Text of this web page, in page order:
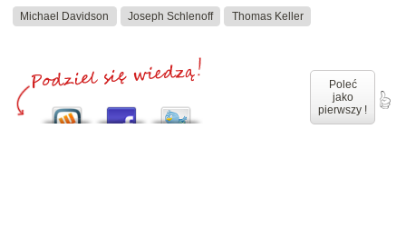
Michael Davidson Joseph Schlenoff Thomas Keller
Poleć
jako
pierwszy !